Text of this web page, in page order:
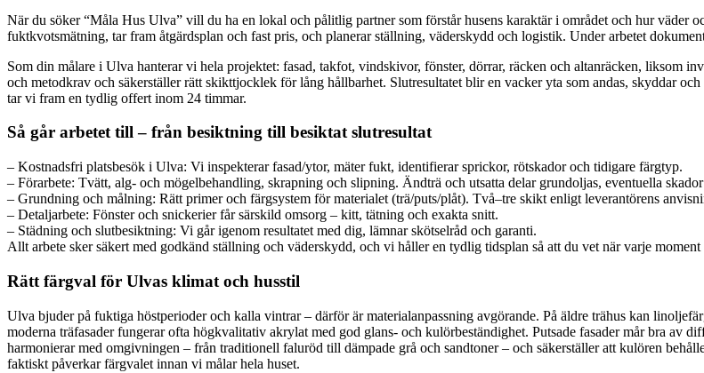
När du söker “Måla Hus Ulva” vill du ha en lokal och pålitlig partner som förstår husens karaktär i området och hur väder
fuktkvotsmätning, tar fram åtgärdsplan och fast pris, och planerar ställning, väderskydd och logistik. Under arbetet
Som din målare i Ulva hanterar vi hela projektet: fasad, takfot, vindskivor, fönster, dörrar, räcken och altanräcken, liksom
och metodkrav och säkerställer rätt skikttjocklek för lång hållbarhet. Slutresultatet blir en vacker yta som andas, skyddar
tar vi fram en tydlig offert inom 24 timmar.
Så går arbetet till – från besiktning till besiktat slutresultat
– Kostnadsfri platsbesök i Ulva: Vi inspekterar fasad/ytor, mäter fukt, identifierar sprickor, rötskador och tidigare färgtyp.
– Förarbete: Tvätt, alg- och mögelbehandling, skrapning och slipning. Ändträ och utsatta delar grundoljas, eventuella skador
– Grundning och målning: Rätt primer och färgsystem för materialet (trä/puts/plåt). Två–tre skikt enligt leverantörens
– Detaljarbete: Fönster och snickerier får särskild omsorg – kitt, tätning och exakta snitt.
– Städning och slutbesiktning: Vi går igenom resultatet med dig, lämnar skötselråd och garanti.
Allt arbete sker säkert med godkänd ställning och väderskydd, och vi håller en tydlig tidsplan så att du vet när varje moment
Rätt färgval för Ulvas klimat och husstil
Ulva bjuder på fuktiga höstperioder och kalla vintrar – därför är materialanpassning avgörande. På äldre trähus kan
moderna träfasader fungerar ofta högkvalitativ akrylat med god glans- och kulörbeständighet. Putsade fasader mår bra av
harmonierar med omgivningen – från traditionell faluröd till dämpade grå och sandtoner – och säkerställer att kulören
faktiskt påverkar färgvalet innan vi målar hela huset.